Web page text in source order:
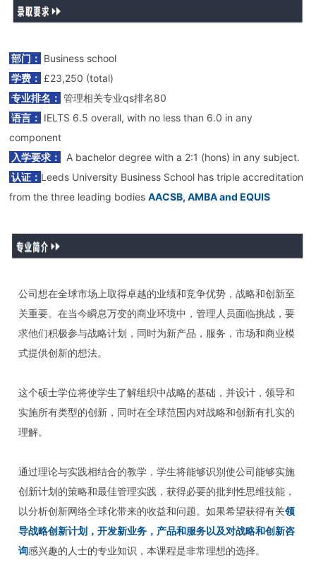
部门： Business school
学费： £23,250 (total)
专业排名： 管理相关专业qs排名80
语言： IELTS 6.5 overall, with no less than 6.0 in any
component
入学要求：
A bachelor degree with a 2:1 (hons) in any subject.
认证： Leeds University Business School has triple accreditation
from the three leading bodiesAACSB, AMBA and EQUIS
公司想在全球市场上取得卓越的业绩和竞争优势，战略和创新至
关重要。在当今瞬息万变的商业环境中，管理人员面临挑战，要
求他们积极参与战略计划，同时为新产品，服务，市场和商业模
式提供创新的想法。
这个硕士学位将使学生了解组织中战略的基础，并设计，领导和
实施所有类型的创新，同时在全球范围内对战略和创新有扎实的
理解。
通过理论与实践相结合的教学，学生将能够识别使公司能够实施
创新计划的策略和最佳管理实践，获得必要的批判性思维技能，
以分析创新网络全球化带来的收益和问题。如果希望获得有关领
导战略创新计划，开发新业务，产品和服务以及对战略和创新咨
询感兴趣的人士的专业知识，本课程是非常理想的选择。